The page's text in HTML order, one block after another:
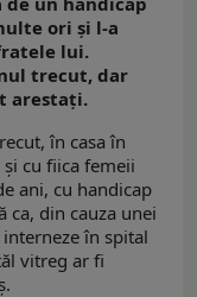
ori și l-a
lui.
trecut, dar
arestați.
în casa în
cu fiica femeii
ani, cu handicap
ca, din cauza unei
în spital
vitreg ar fi